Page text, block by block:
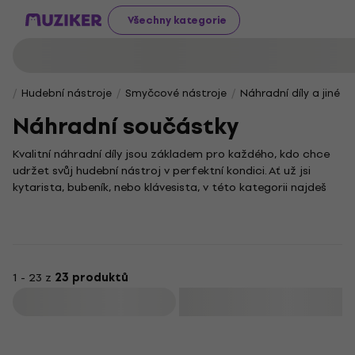
Všechny kategorie
Hudební nástroje Smyčcové nástroje Náhradní díly a jiné
Náhradní součástky
Kvalitní náhradní díly jsou základem pro každého, kdo chce
udržet svůj hudební nástroj v perfektní kondici. Ať už jsi
kytarista, bubeník, nebo klávesista, v této kategorii najdeš
údržba a včasná výměna opotřebovaných částí jsou totiž
1 - 23 z 23 produktů